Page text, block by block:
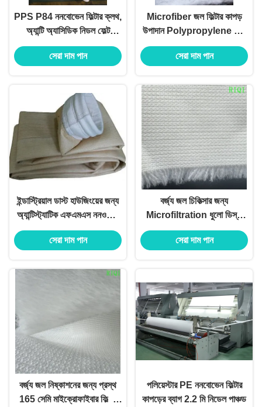
PPS P84 ননবোভেন ফিল্টার ক্লথ,
অ্যান্টি অ্যাসিডিক নিডল ফেল্ট
ম্যাটেরিয়াল
সেরা দাম পান
Microfiber জল ফিল্টার কাপড়
উপাদান Polypropylene গাদা
পরিস্রাবণ
সেরা দাম পান
ইন্ডাস্ট্রিয়াল ডাস্ট হাউজিংয়ের জন্য
অ্যান্টিস্ট্যাটিক এফএমএস ননওভেন
ফিল্টার কাপড়
সেরা দাম পান
বর্জ্য জল চিকিত্সার জন্য
Microfiltration ধুলো ডিস্ক
ফিল্টার কাপড় ফ্যাব্রিক
সেরা দাম পান
বর্জ্য জল নিষ্কাশনের জন্য প্রস্থ
165 সেমি মাইক্রোফাইবার ফিল্টার
পলিয়েস্টার PE ননবোভেন ফিল্টার
কাপড়ের ব্যাগ 2.2 মি নিডেল পাঞ্চড